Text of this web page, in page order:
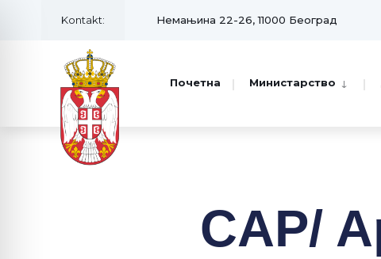
Kontakt: Немањина 22-26, 11000 Београд
Почетна Министарство
CAP/